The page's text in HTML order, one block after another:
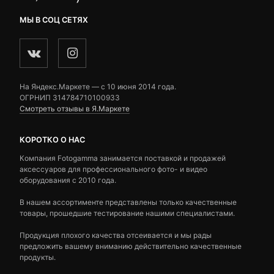
МЫ В СОЦ СЕТЯХ
На Яндекс.Маркете — c 10 июня 2014 года.
ОГРНИП 314784710100933
Смотреть отзывы в Я.Маркете
КОРОТКО О НАС
Компания Fotogamma занимается поставкой и продажей
аксессуаров для профессионального фото- и видео
оборудования с 2010 года.
В нашем ассортименте представлены только качественные
товары, прошедшие тестирование нашими специалистами.
Продукция плохого качества отсеивается и мы рады
предложить вашему вниманию действительно качественные
продукты.